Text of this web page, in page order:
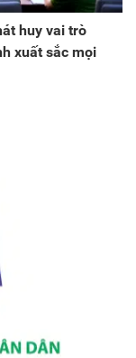
huy vai trò
xuất sắc mọi